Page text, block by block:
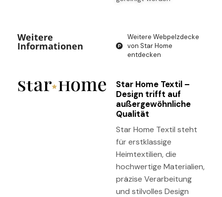
Weitere
Informationen
Weitere Webpelzdecke
von Star Home
entdecken
Star Home Textil –
Design trifft auf
außergewöhnliche
Qualität
Star Home Textil steht
für erstklassige
Heimtextilien, die
hochwertige Materialien,
präzise Verarbeitung
und stilvolles Design